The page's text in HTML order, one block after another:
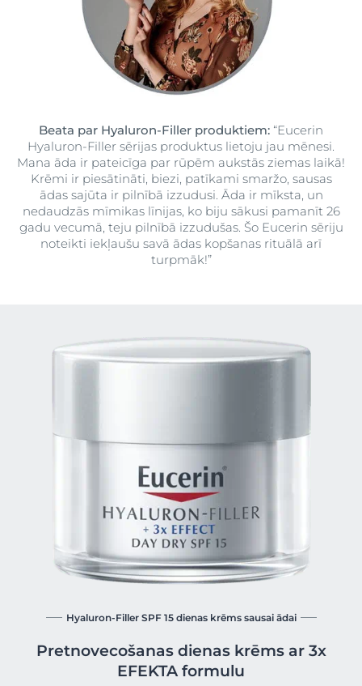
Beata par Hyaluron-Filler produktiem: “Eucerin
Hyaluron-Filler sērijas produktus lietoju jau mēnesi.
Mana āda ir pateicīga par rūpēm aukstās ziemas laikā!
Krēmi ir piesātināti, biezi, patīkami smaržo, sausas
ādas sajūta ir pilnībā izzudusi. Āda ir mīksta, un
nedaudzās mīmikas līnijas, ko biju sākusi pamanīt 26
gadu vecumā, teju pilnībā izzudušas. Šo Eucerin sēriju
noteikti iekļaušu savā ādas kopšanas rituālā arī
turpmāk!”
Hyaluron-Filler SPF 15 dienas krēms sausai ādai
Pretnovecošanas dienas krēms ar 3x
EFEKTA formulu